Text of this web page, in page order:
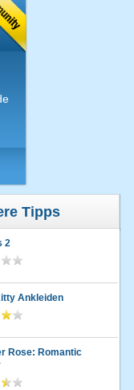
Tipps
2
Ankleiden
Rose: Romantic